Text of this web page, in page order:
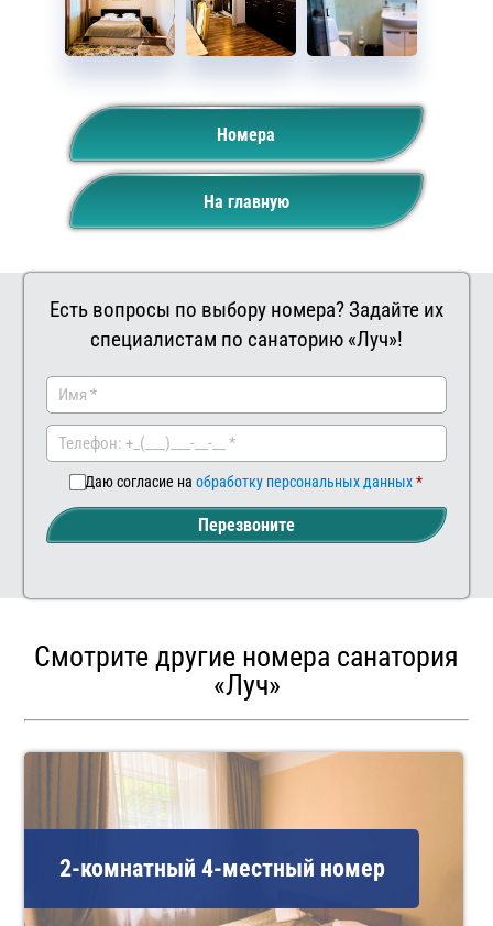
Номера
На главную
Есть вопросы по выбору номера? Задайте их
специалистам по санаторию «Луч»!
Даю согласие на обработку персональных данных
Перезвоните
Смотрите другие номера санатория
«Луч»
2-комнатный 4-местный номер